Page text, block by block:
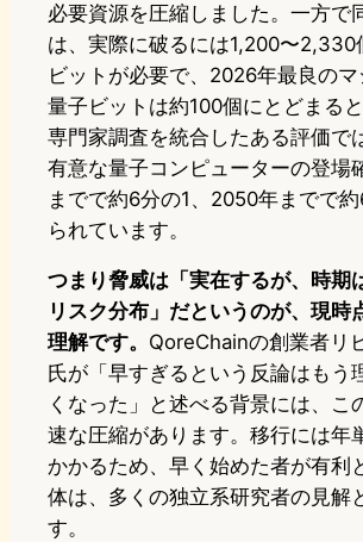
必要資源を圧縮しました。一方で
は、実際に破るには1,200〜2,330
ビットが必要で、2026年最良の
量子ビットは約100個にとどまると
専門家調査を統合したある評価で
有意な量子コンピューターの登場
までで約6分の1、2050年までで
られています。
つまり脅威は「実在するが、時期
リスク分布」だというのが、現時
理解です。 QoreChainの創業者リ
氏が「早すぎるという反論はもう
くなった」と述べる背景には、こ
速な圧縮があります。移行には年
かかるため、早く始めた者が有利
体は、多くの独立系研究者の見解
す。